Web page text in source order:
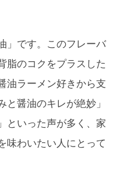
」です。このフレーバ
脂のコクをプラスした
油ラーメン好きから支
醤油のキレが絶妙」
といった声が多く、家
味わいたい人にとって